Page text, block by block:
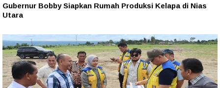
Gubernur Bobby Siapkan Rumah Produksi Kelapa di Nias
Utara